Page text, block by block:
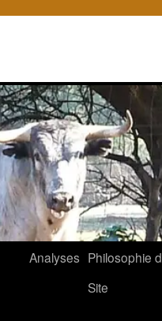
Analyses Philosophie
Site